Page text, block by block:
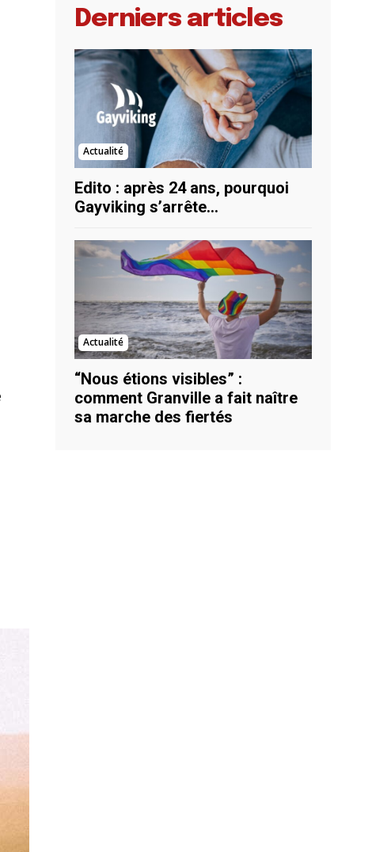
Derniers articles
Actualité
Edito : après 24 ans, pourquoi
Gayviking s’arrête…
Actualité
“Nous étions visibles” :
comment Granville a fait naître
sa marche des fiertés